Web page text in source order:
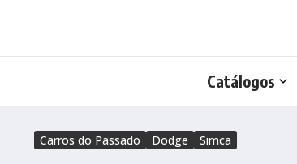
Catálogos
Carros do Passado Dodge Simca